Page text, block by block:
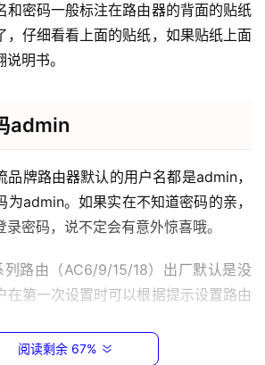
和密码一般标注在路由器的背面的贴纸
，仔细看看上面的贴纸，如果贴纸上面
明书。
admin
品牌路由器默认的用户名都是admin，
为admin。如果实在不知道密码的亲，
密码，说不定会有意外惊喜哦。
列路由（AC6/9/15/18）出厂默认是没
在第一次设置时可以根据提示设置路由
阅读剩余 67%